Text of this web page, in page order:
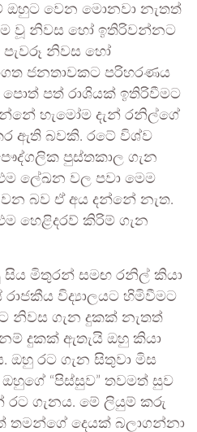
ඔහුට වෙන මොනවා නැතත්
වූ නිවස හෝ ඉතිරිවන්නට
පැවරූ නිවස හෝ
ජනතාවකට පරිහරණය
පත් රාශියක් ඉතිරිවීමට
හැමෝම දැන් රනිල්ගේ
ඇති බවකි. රටේ විශ්ව
පුස්තකාල ගැන
ලේඛන වල පවා මෙම
බව ඒ අය දන්නේ නැත.
හෙළිදරව් කිරිම් ගැන
මිතුරන් සමඟ රනිල් කියා
විද්‍යාලයට හිමිවීමට
නිවස ගැන දුකක් නැතත්
දුකක් ඇතැයි ඔහු කියා
ඔහු රට ගැන සිතුවා මිස
“පිස්සුව” තවමත් සුව
ගැනය. මේ ලියුම් කරු
තමන්ගේ දෙයක් බලාගන්නා